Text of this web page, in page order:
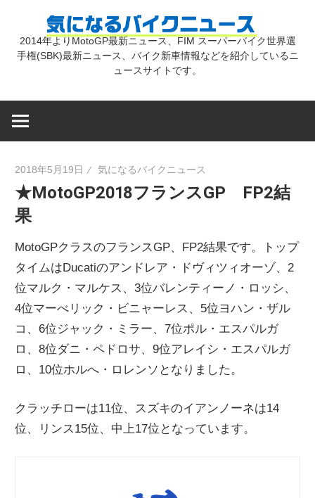
気
バ
イ
ク
ニ
2014年よりMotoGP最新ニュース、FIM スーパーバイク世界選
手権(SBK)最新ニュース、バイク新車情報などを紹介しているニ
ュースサイトです。
2018年5月19日 気になるバイクニュース
★MotoGP2018フランスGP FP2結
果
MotoGPクラスのフランスGP、FP2結果です。トップ
タイムはDucatiのアンドレア・ドヴィツィオーゾ、2
位マルク・マルケス、3位バレンティーノ・ロッシ、
4位マーべリック・ビニャーレス、5位ヨハン・ザル
コ、6位ジャック・ミラー、7位ポル・エスパルガ
ロ、8位ダニ・ペドロサ、9位アレイシ・エスパルガ
ロ、10位ホルへ・ロレンソとなりました。
クラッチローは11位、スズキのイアンノーネは14
位、リンス15位、中上17位となっています。